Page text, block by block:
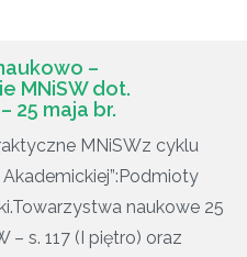
–
MNiSW dot.
25 maja br.
MNiSWz cyklu
naukowe 25
– s. 117 (I piętro) oraz